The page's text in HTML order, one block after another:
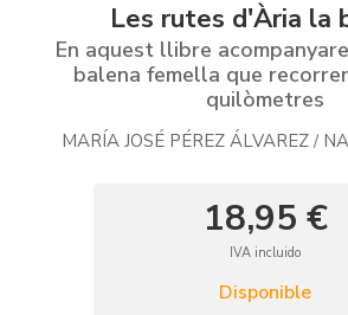
Les rutes d'Ària la
En aquest llibre
balena femella que
quilòmetres
MARÍA JOSÉ PÉREZ ÁLVAREZ /
18,95 €
IVA incluido
Disponible